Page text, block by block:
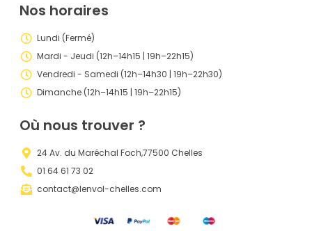
Nos horaires
Lundi (Fermé)
Mardi - Jeudi (12h–14h15 | 19h–22h15)
Vendredi - Samedi (12h–14h30 | 19h–22h30)
Dimanche (12h–14h15 | 19h–22h15)
Où nous trouver ?
24 Av. du Maréchal Foch,77500 Chelles
01 64 61 73 02
contact@lenvol-chelles.com